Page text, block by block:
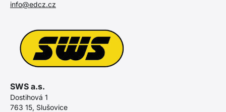
info@edcz.cz
SWS a.s.
Dostihová 1
763 15, Slušovice